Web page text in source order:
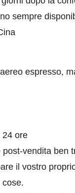
sempre
espresso,
24 ore
vendita
il vostro
cose.